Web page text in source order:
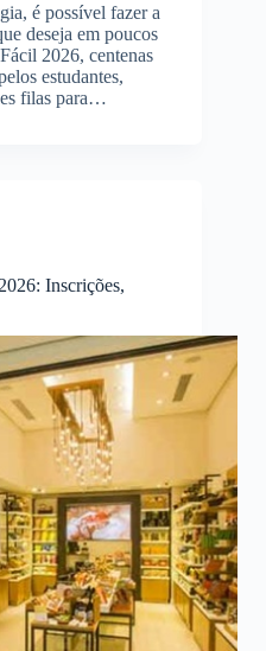
é possível fazer a
deseja em poucos
2026, centenas
estudantes,
filas para…
Inscrições,